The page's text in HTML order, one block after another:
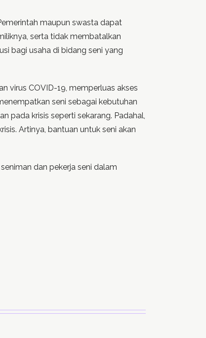
maupun swasta dapat
serta tidak membatalkan
bagi usaha di bidang seni yang
virus COVID-19, memperluas akses
seni sebagai kebutuhan
pada krisis seperti sekarang. Padahal,
Artinya, bantuan untuk seni akan
dan pekerja seni dalam